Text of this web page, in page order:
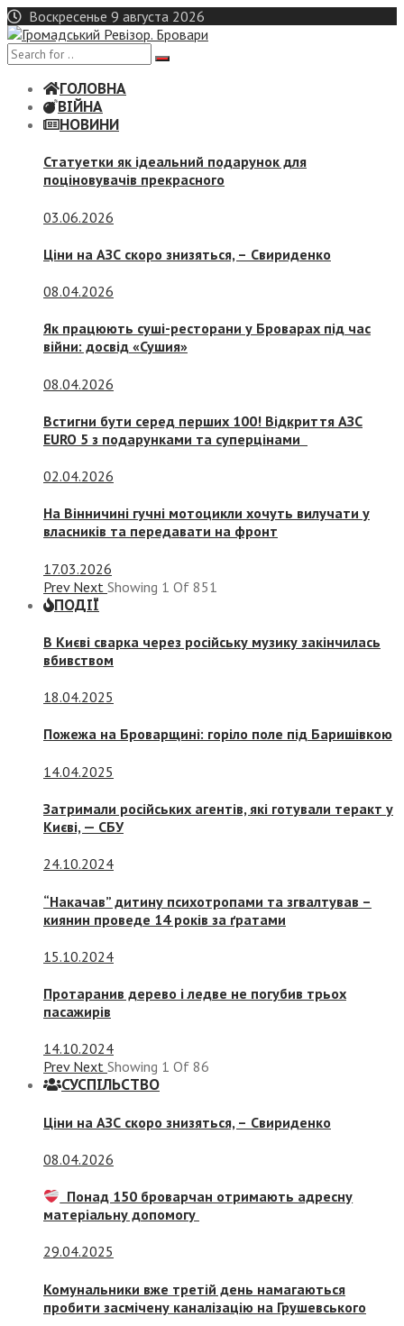
Skip
to
content
Воскресенье 9 августа 2026
ГОЛОВНА
ВІЙНА
НОВИНИ
Статуетки як ідеальний подарунок для
поціновувачів прекрасного
03.06.2026
Ціни на АЗС скоро знизяться, – Свириденко
08.04.2026
Як працюють суші-ресторани у Броварах під час
війни: досвід «Сушия»
08.04.2026
Встигни бути серед перших 100! Відкриття АЗС
EURO 5 з подарунками та суперцінами
02.04.2026
На Вінничині гучні мотоцикли хочуть вилучати у
власників та передавати на фронт
17.03.2026
Prev Next Showing 1 Of 851
ПОДІЇ
В Києві сварка через російську музику закінчилась
вбивством
18.04.2025
Пожежа на Броварщині: горіло поле під Баришівкою
14.04.2025
Затримали російських агентів, які готували теракт у
Києві, — СБУ
24.10.2024
“Накачав” дитину психотропами та згвалтував –
киянин проведе 14 років за ґратами
15.10.2024
Протаранив дерево і ледве не погубив трьох
пасажирів
14.10.2024
Prev Next Showing 1 Of 86
СУСПIЛЬСТВО
Ціни на АЗС скоро знизяться, – Свириденко
08.04.2026
Понад 150 броварчан отримають адресну
матеріальну допомогу
29.04.2025
Комунальники вже третій день намагаються
пробити засмічену каналізацію на Грушевського